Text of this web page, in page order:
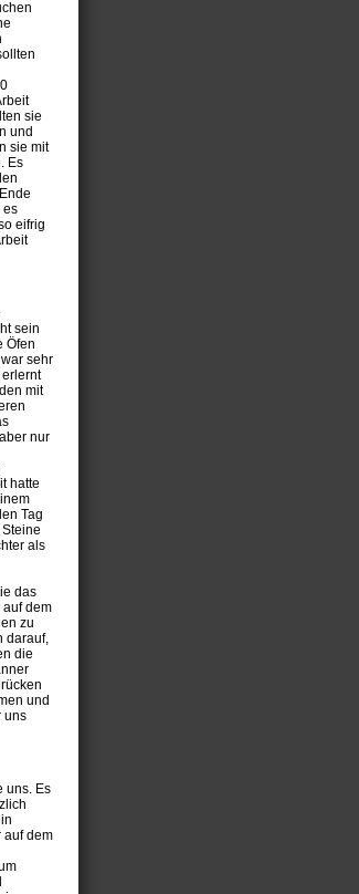
sie
und
sie mit
Es
es
eifrig
sein
Öfen
sehr
mit
nur
hatte
Tag
als
das
auf dem
zu
darauf,
die
und
uns
uns. Es
auf dem